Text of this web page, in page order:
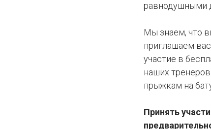
равнодушными
Мы знаем, что
приглашаем
участие в
наших
прыжкам на
Принять